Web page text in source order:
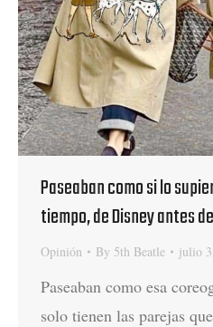
Paseaban como si lo
tiempo, de Disney antes
Opinión By 5th Beatle julio
Paseaban como esa
solo tienen las parejas